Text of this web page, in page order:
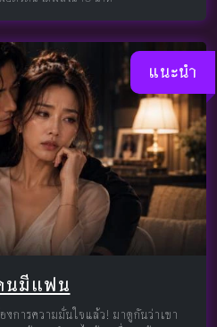
แนะนำ
นมีแฟน
ารความมั่นใจแล้ว! มาดูกันว่าเขา